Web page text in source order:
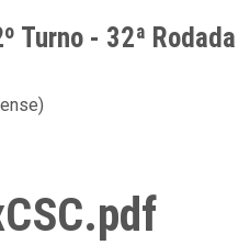
Turno - 32ª Rodada